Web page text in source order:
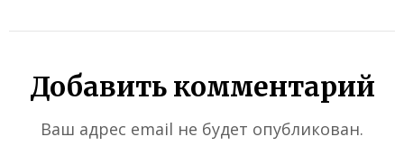
Добавить комментарий
Ваш адрес email не будет опубликован.